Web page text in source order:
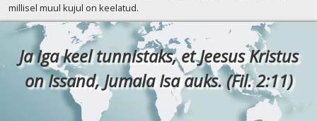
millisel muul kujul on keelatud.
Ja iga keel tunnistaks, et Jeesus Kristus
on Issand, Jumala Isa auks. (Fil. 2:11)